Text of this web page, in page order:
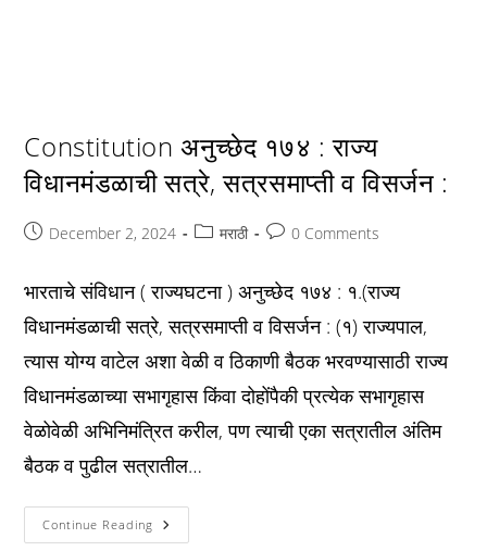
Constitution अनुच्छेद १७४ : राज्य
विधानमंडळाची सत्रे, सत्रसमाप्ती व विसर्जन :
PostDecember 2, 2024
Postमराठी
Post0 Comments
भारताचे संविधान ( राज्यघटना ) अनुच्छेद १७४ : १.(राज्य
विधानमंडळाची सत्रे, सत्रसमाप्ती व विसर्जन : (१) राज्यपाल,
त्यास योग्य वाटेल अशा वेळी व ठिकाणी बैठक भरवण्यासाठी राज्य
विधानमंडळाच्या सभागृहास किंवा दोहोंपैकी प्रत्येक सभागृहास
वेळोवेळी अभिनिमंत्रित करील, पण त्याची एका सत्रातील अंतिम
बैठक व पुढील सत्रातील…
Continue Reading Constitution
अनुच्छेद